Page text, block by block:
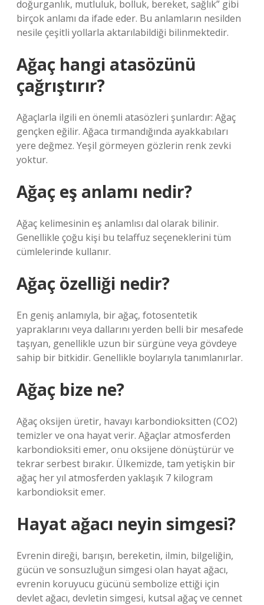
doğurganlık, mutluluk, bolluk, bereket, sağlık” gibi
birçok anlamı da ifade eder. Bu anlamların nesilden
nesile çeşitli yollarla aktarılabildiği bilinmektedir.
Ağaç hangi atasözünü
çağrıştırır?
Ağaçlarla ilgili en önemli atasözleri şunlardır: Ağaç
gençken eğilir. Ağaca tırmandığında ayakkabıları
yere değmez. Yeşil görmeyen gözlerin renk zevki
yoktur.
Ağaç eş anlamı nedir?
Ağaç kelimesinin eş anlamlısı dal olarak bilinir.
Genellikle çoğu kişi bu telaffuz seçeneklerini tüm
cümlelerinde kullanır.
Ağaç özelliği nedir?
En geniş anlamıyla, bir ağaç, fotosentetik
yapraklarını veya dallarını yerden belli bir mesafede
taşıyan, genellikle uzun bir sürgüne veya gövdeye
sahip bir bitkidir. Genellikle boylarıyla tanımlanırlar.
Ağaç bize ne?
Ağaç oksijen üretir, havayı karbondioksitten (CO2)
temizler ve ona hayat verir. Ağaçlar atmosferden
karbondioksiti emer, onu oksijene dönüştürür ve
tekrar serbest bırakır. Ülkemizde, tam yetişkin bir
ağaç her yıl atmosferden yaklaşık 7 kilogram
karbondioksit emer.
Hayat ağacı neyin simgesi?
Evrenin direği, barışın, bereketin, ilmin, bilgeliğin,
gücün ve sonsuzluğun simgesi olan hayat ağacı,
evrenin koruyucu gücünü sembolize ettiği için
devlet ağacı, devletin simgesi, kutsal ağaç ve cennet